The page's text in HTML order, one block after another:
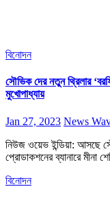
বিনোদন
সৌভিক দের নতুন থ্রিলার
মুখোপাধ্যায়
Jan 27, 2023 News
নিউজ ওয়েভ ইন্ডিয়া: আসছে
প্রোডাকশনের ব্যানারে মীনা
বিনোদন